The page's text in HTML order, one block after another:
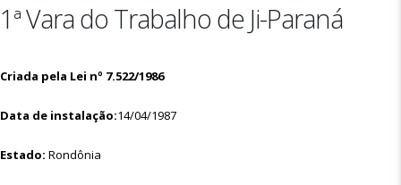
1ª Vara do Trabalho de Ji-Paraná
Criada pela Lei nº 7.522/1986
Data de instalação:14/04/1987
Estado: Rondônia